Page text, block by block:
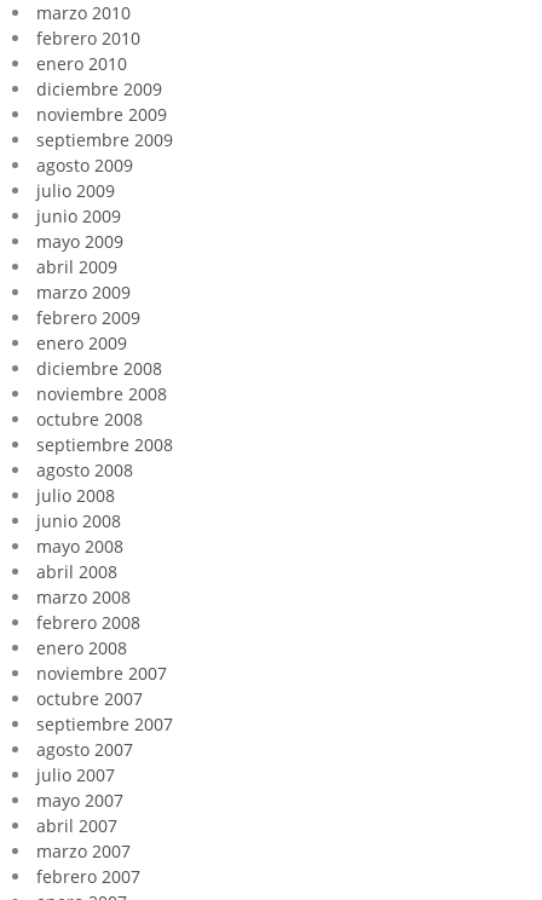
marzo 2010
febrero 2010
enero 2010
diciembre 2009
noviembre 2009
septiembre 2009
agosto 2009
julio 2009
junio 2009
mayo 2009
abril 2009
marzo 2009
febrero 2009
enero 2009
diciembre 2008
noviembre 2008
octubre 2008
septiembre 2008
agosto 2008
julio 2008
junio 2008
mayo 2008
abril 2008
marzo 2008
febrero 2008
enero 2008
noviembre 2007
octubre 2007
septiembre 2007
agosto 2007
julio 2007
mayo 2007
abril 2007
marzo 2007
febrero 2007